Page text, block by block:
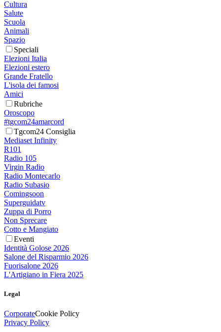
Cultura
Salute
Scuola
Animali
Spazio
Speciali
Elezioni Italia
Elezioni estero
Grande Fratello
L'isola dei famosi
Amici
Rubriche
Oroscopo
#tgcom24amarcord
Tgcom24 Consiglia
Mediaset Infinity
R101
Radio 105
Virgin Radio
Radio Montecarlo
Radio Subasio
Comingsoon
Superguidatv
Zuppa di Porro
Non Sprecare
Cotto e Mangiato
Eventi
Identità Golose 2026
Salone del Risparmio 2026
Fuorisalone 2026
L'Artigiano in Fiera 2025
Legal
CorporateCookie Policy
Privacy Policy